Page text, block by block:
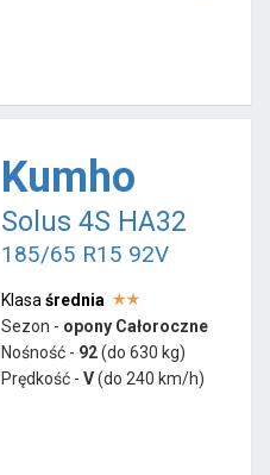
Kumho
Solus 4S HA32
185/65 R15 92V
Klasa średnia
Sezon - opony Całoroczne
Nośność - 92(do 630 kg)
Prędkość - V(do 240 km/h)